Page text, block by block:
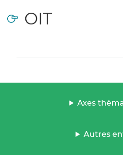
OIT
Axes
Autres